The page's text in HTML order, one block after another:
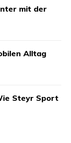
mit der
Alltag
Steyr Sport